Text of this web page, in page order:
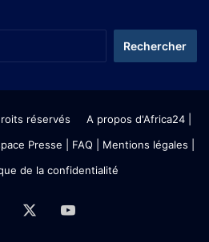
réservés A propos d'Africa24|
Presse | FAQ | Mentions légales
de la confidentialité